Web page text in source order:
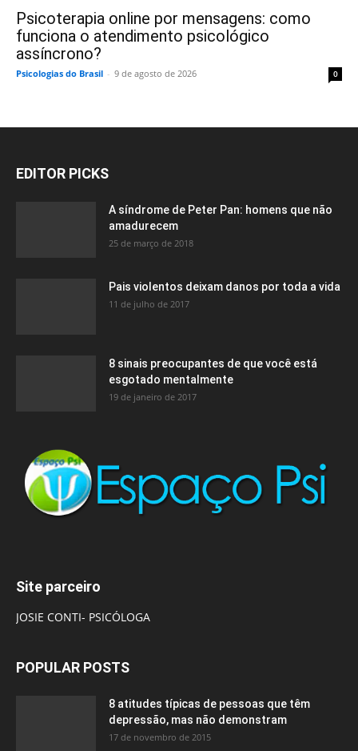
Psicoterapia online por mensagens: como
funciona o atendimento psicológico
assíncrono?
Psicologias do Brasil - 9 de agosto de 2026 0
EDITOR PICKS
A síndrome de Peter Pan: homens que não
amadurecem
25 de março de 2018
Pais violentos deixam danos por toda a vida
11 de julho de 2017
8 sinais preocupantes de que você está
esgotado mentalmente
19 de janeiro de 2017
Site parceiro
JOSIE CONTI- PSICÓLOGA
POPULAR POSTS
8 atitudes típicas de pessoas que têm
depressão, mas não demonstram
17 de novembro de 2015